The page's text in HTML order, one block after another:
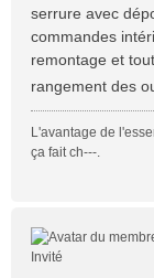
serrure avec
commandes
remontage et
rangement des
L'avantage de
ça fait ch---.
Invité